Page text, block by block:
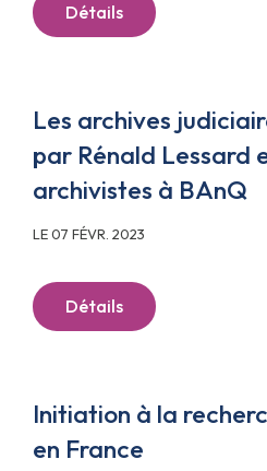
Détails
Les archives
par Rénald Lessard
archivistes à BAnQ
LE 07 FÉVR. 2023
Détails
Initiation à la
en France